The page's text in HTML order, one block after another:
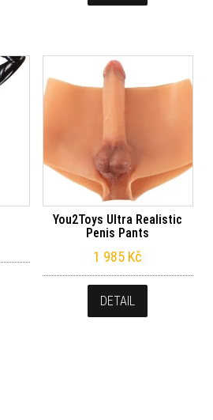
You2Toys Ultra Realistic
Penis Pants
1 985 Kč
DETAIL